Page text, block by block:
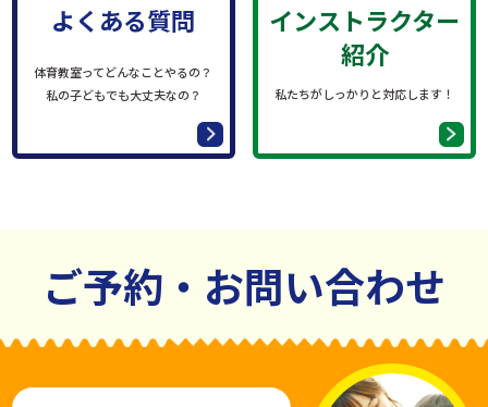
よくある質問
体育教室ってどんなことやるの？
私の子どもでも大丈夫なの？
インストラクター
紹介
私たちがしっかり と対応します！
ご予約・お問い合わせ